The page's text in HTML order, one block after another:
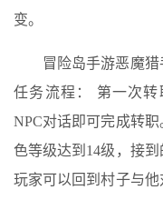
变。
冒险岛手游恶魔
任务流程： 第一次转
NPC对话即可完成转
色等级达到14级，接到
玩家可以回到村子与他